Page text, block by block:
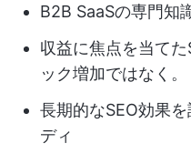
B2B SaaSの専門知
収益に焦点を当て
ック増加ではなく。
長期的なSEO効果
ディ